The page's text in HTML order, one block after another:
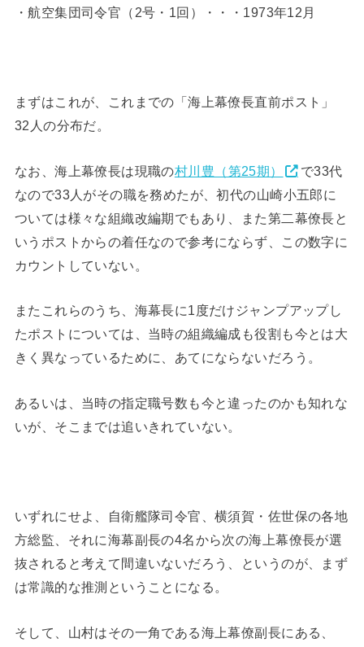
・航空集団司令官（2号・1回）・・・1973年12月
まずはこれが、これまでの「海上幕僚長直前ポスト」
32人の分布だ。
なお、海上幕僚長は現職の村川豊（第25期）
で33代
なので33人がその職を務めたが、初代の山崎小五郎に
ついては様々な組織改編期でもあり、また第二幕僚長と
いうポストからの着任なので参考にならず、この数字に
カウントしていない。
またこれらのうち、海幕長に1度だけジャンプアップし
たポストについては、当時の組織編成も役割も今とは大
きく異なっているために、あてにならないだろう。
あるいは、当時の指定職号数も今と違ったのかも知れな
いが、そこまでは追いきれていない。
いずれにせよ、自衛艦隊司令官、横須賀・佐世保の各地
方総監、それに海幕副長の4名から次の海上幕僚長が選
抜されると考えて間違いないだろう、というのが、まず
は常識的な推測ということになる。
そして、山村はその一角である海上幕僚副長にある、